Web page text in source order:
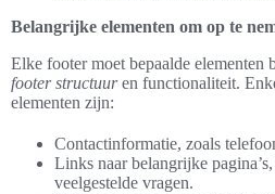
Belangrijke elementen om op te
Elke footer moet bepaalde elementen
footer structuuren functionaliteit.
elementen zijn:
Contactinformatie, zoals
Links naar belangrijke
veelgestelde vragen.